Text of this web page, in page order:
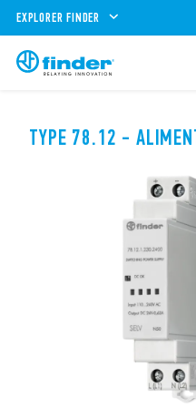
EXPLORER FINDER
TYPE 78.12 -